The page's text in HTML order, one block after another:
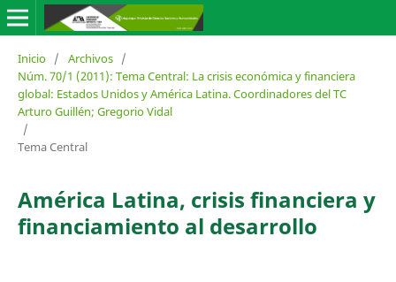
Inicio / Archivos /
Núm. 70/1 (2011): Tema Central: La crisis económica y financiera
global: Estados Unidos y América Latina. Coordinadores del TC
Arturo Guillén; Gregorio Vidal
/
Tema Central
América Latina, crisis financiera y
financiamiento al desarrollo